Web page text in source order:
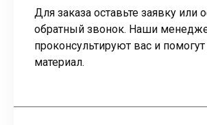
Для заказа оставьте заявку или
обратный звонок. Наши
проконсультируют вас и помогут
материал.